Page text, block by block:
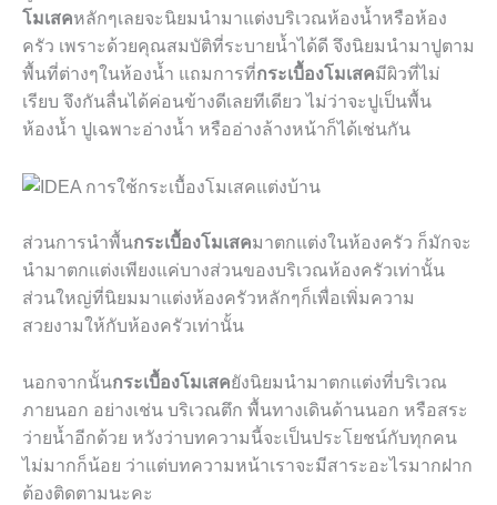
โมเสคหลักๆเลยจะนิยมนำมาแต่งบริเวณห้องน้ำหรือห้อง
ครัว เพราะด้วยคุณสมบัติที่ระบายน้ำได้ดี จึงนิยมนำมาปูตาม
พื้นที่ต่างๆในห้องน้ำ แถมการที่กระเบื้องโมเสคมีผิวที่ไม่
เรียบ จึงกันลื่นได้ค่อนข้างดีเลยทีเดียว ไม่ว่าจะปูเป็นพื้น
ห้องน้ำ ปูเฉพาะอ่างน้ำ หรืออ่างล้างหน้าก็ได้เช่นกัน
ส่วนการนำพื้นกระเบื้องโมเสคมาตกแต่งในห้องครัว ก็มักจะ
นำมาตกแต่งเพียงแค่บางส่วนของบริเวณห้องครัวเท่านั้น
ส่วนใหญ่ที่นิยมมาแต่งห้องครัวหลักๆก็เพื่อเพิ่มความ
สวยงามให้กับห้องครัวเท่านั้น
นอกจากนั้นกระเบื้องโมเสคยังนิยมนำมาตกแต่งที่บริเวณ
ภายนอก อย่างเช่น บริเวณตึก พื้นทางเดินด้านนอก หรือสระ
ว่ายน้ำอีกด้วย หวังว่าบทความนี้จะเป็นประโยชน์กับทุกคน
ไม่มากก็น้อย ว่าแต่บทความหน้าเราจะมีสาระอะไรมากฝาก
ต้องติดตามนะคะ